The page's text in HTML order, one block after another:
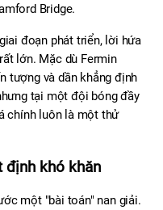
Bridge.
đoạn phát triển, lời hứa
lớn. Mặc dù Fermin
tượng và dần khẳng định
tại một đội bóng đầy
chính luôn là một thử
định khó khăn
một "bài toán" nan giải.